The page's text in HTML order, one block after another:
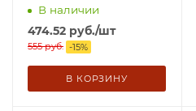
для AAP-01 - Тановые
В наличии
474.52 руб./шт
555руб. -15%
В КОРЗИНУ